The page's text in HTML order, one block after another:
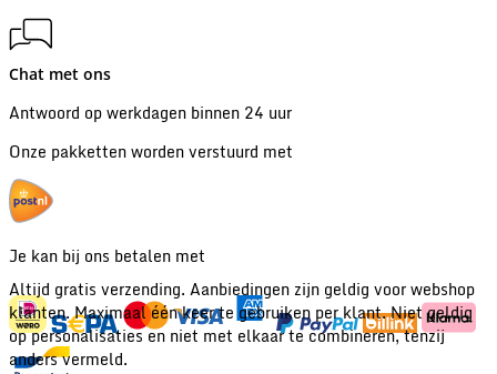
Chat met ons
Antwoord op werkdagen binnen 24 uur
Onze pakketten worden verstuurd met
Je kan bij ons betalen met
Altijd gratis verzending. Aanbiedingen zijn geldig voor webshop
klanten. Maximaal één keer te gebruiken per klant. Niet geldig
op personalisaties en niet met elkaar te combineren, tenzij
anders vermeld.